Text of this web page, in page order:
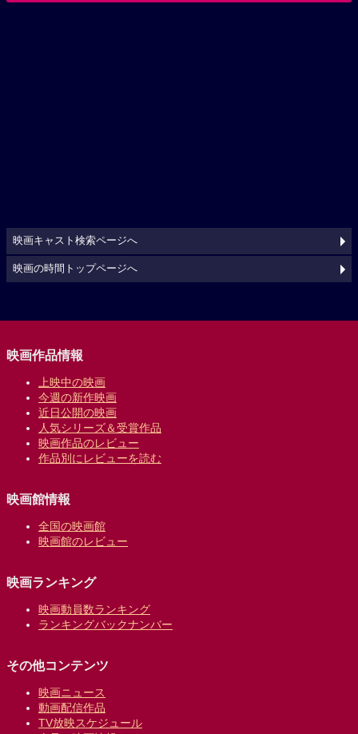
映画キャスト検索ページへ
映画の時間トップページへ
映画作品情報
上映中の映画
今週の新作映画
近日公開の映画
人気シリーズ＆受賞作品
映画作品のレビュー
作品別にレビューを読む
映画館情報
全国の映画館
映画館のレビュー
映画ランキング
映画動員数ランキング
ランキングバックナンバー
その他コンテンツ
映画ニュース
動画配信作品
TV放映スケジュール